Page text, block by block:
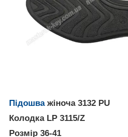
Підошважіноча 3132 PU
Колодка LP 3115/Z
Розмір 36-41